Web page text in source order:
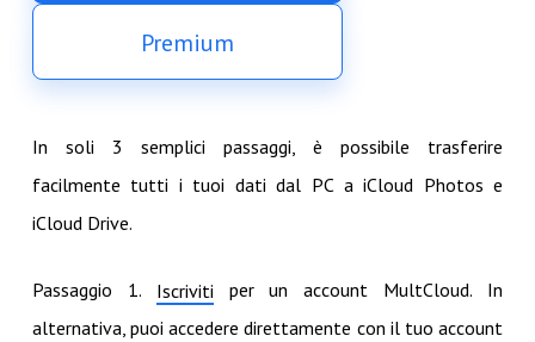
Premium
In soli 3 semplici passaggi, è possibile trasferire
facilmente tutti i tuoi dati dal PC a iCloud Photos e
iCloud Drive.
Passaggio 1. Iscriviti per un account MultCloud. In
alternativa, puoi accedere direttamente con il tuo account